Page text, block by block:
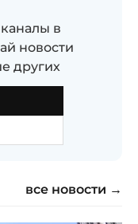
в
новости
других
все новости →